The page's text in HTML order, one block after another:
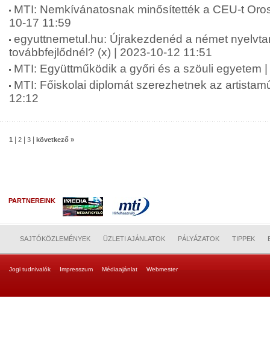
MTI: Nemkívánatosnak minősítették a CEU-t
10-17 11:59
egyuttnemetul.hu: Újrakezdenéd a német
továbbfejlődnél? (x) | 2023-10-12 11:51
MTI: Együttműködik a győri és a szöuli egyetem
MTI: Főiskolai diplomát szerezhetnek az
12:12
1 2 3 következő »
PARTNEREINK
SAJTÓKÖZLEMÉNYEK ÜZLETI AJÁNLATOK PÁLYÁZATOK TIPPEK
Jogi tudnivalók Impresszum Médiaajánlat Webmester